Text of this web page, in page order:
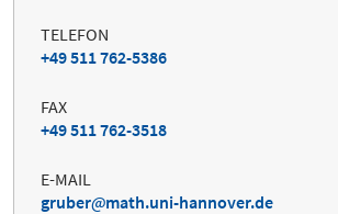
TELEFON
+49 511 762-5386
FAX
+49 511 762-3518
E-MAIL
gruber
math.uni-hannover.de